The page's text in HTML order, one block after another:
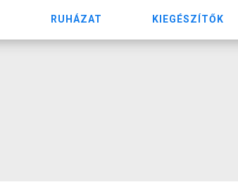
RUHÁZAT KIEGÉSZÍTŐK